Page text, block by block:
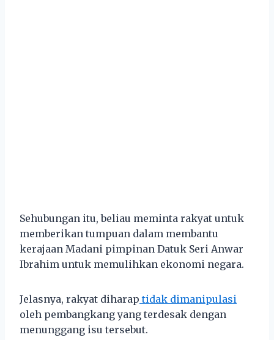
Sehubungan itu, beliau meminta rakyat untuk
memberikan tumpuan dalam membantu
kerajaan Madani pimpinan Datuk Seri Anwar
Ibrahim untuk memulihkan ekonomi negara.
Jelasnya, rakyat diharap tidak dimanipulasi
oleh pembangkang yang terdesak dengan
menunggang isu tersebut.